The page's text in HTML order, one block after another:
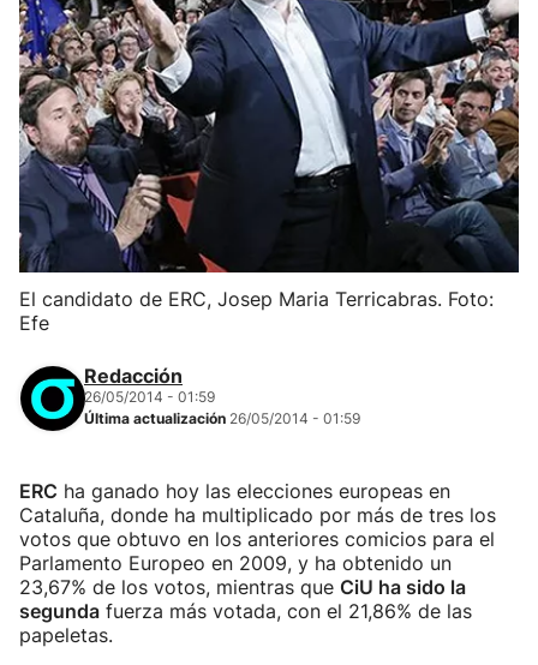
El candidato de ERC, Josep Maria Terricabras. Foto:
Efe
Redacción
26/05/2014 - 01:59
Última actualización 26/05/2014 - 01:59
ERC ha ganado hoy las elecciones europeas en
Cataluña, donde ha multiplicado por más de tres los
votos que obtuvo en los anteriores comicios para el
Parlamento Europeo en 2009, y ha obtenido un
23,67% de los votos, mientras que CiU ha sido la
segunda fuerza más votada, con el 21,86% de las
papeletas.